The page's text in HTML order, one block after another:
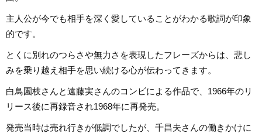
主人公が今でも相手を深く愛していることがわかる歌詞が印象
的です。
とくに別れのつらさや無力さを表現したフレーズからは、悲し
みを乗り越え相手を思い続ける心が伝わってきます。
白鳥園枝さんと遠藤実さんのコンビによる作品で、1966年のリ
リース後に再録音され1968年に再発売。
発売当時は売れ行きが低調でしたが、千昌夫さんの働きかけに